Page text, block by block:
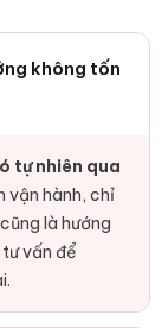
không tốn
tự nhiên qua
vận hành, chỉ
là hướng
vấn để